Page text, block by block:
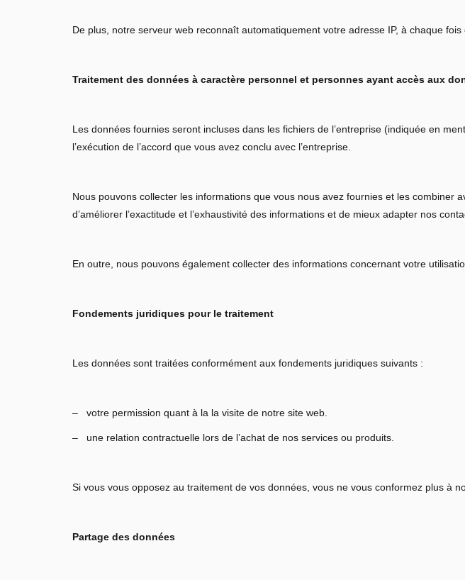
De plus, notre serveur web reconnaît automatiquement votre adresse IP, à chaque fois
Traitement des données à caractère personnel et personnes ayant accès aux
Les données fournies seront incluses dans les fichiers de l’entreprise (indiquée en
l’exécution de l’accord que vous avez conclu avec l’entreprise.
Nous pouvons collecter les informations que vous nous avez fournies et les combiner
d’améliorer l’exactitude et l’exhaustivité des informations et de mieux adapter nos
En outre, nous pouvons également collecter des informations concernant votre
Fondements juridiques pour le traitement
Les données sont traitées conformément aux fondements juridiques suivants :
– votre permission quant à la la visite de notre site web.
– une relation contractuelle lors de l’achat de nos services ou produits.
Si vous vous opposez au traitement de vos données, vous ne vous conformez plus à
Partage des données